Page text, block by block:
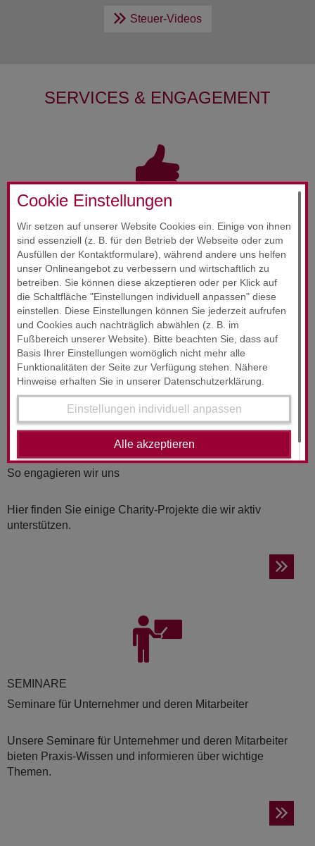
Cookie Einstellungen
Wir setzen auf unserer Website Cookies ein. Einige von ihnen
sind essenziell (z. B. für den Betrieb der Webseite oder zum
Ausfüllen der Kontaktformulare), während andere uns helfen
unser Onlineangebot zu verbessern und wirtschaftlich zu
betreiben. Sie können diese akzeptieren oder per Klick auf
die Schaltfläche "Einstellungen individuell anpassen" diese
einstellen. Diese Einstellungen können Sie jederzeit aufrufen
und Cookies auch nachträglich abwählen (z. B. im
Fußbereich unserer Website). Bitte beachten Sie, dass auf
Basis Ihrer Einstellungen womöglich nicht mehr alle
Funktionalitäten der Seite zur Verfügung stehen. Nähere
Hinweise erhalten Sie in unserer Datenschutzerklärung.
Einstellungen individuell anpassen
Alle akzeptieren
Steuer-Videos
SERVICES & ENGAGEMENT
RUND­UM-SORG­LOS-PAKET
24-Stunden-Service
Wir wollen, dass Sie sich jederzeit gut beraten fühlen.
Unsere Zufriedenheitsgarantie!
So engagieren wir uns
Hier finden Sie einige Charity-Projekte die wir aktiv
unterstützen.
SE­MI­NA­RE
Seminare für Unternehmer und deren Mitarbeiter
Unsere Seminare für Unternehmer und deren Mitarbeiter
bieten Praxis-Wissen und informieren über wichtige
Themen.